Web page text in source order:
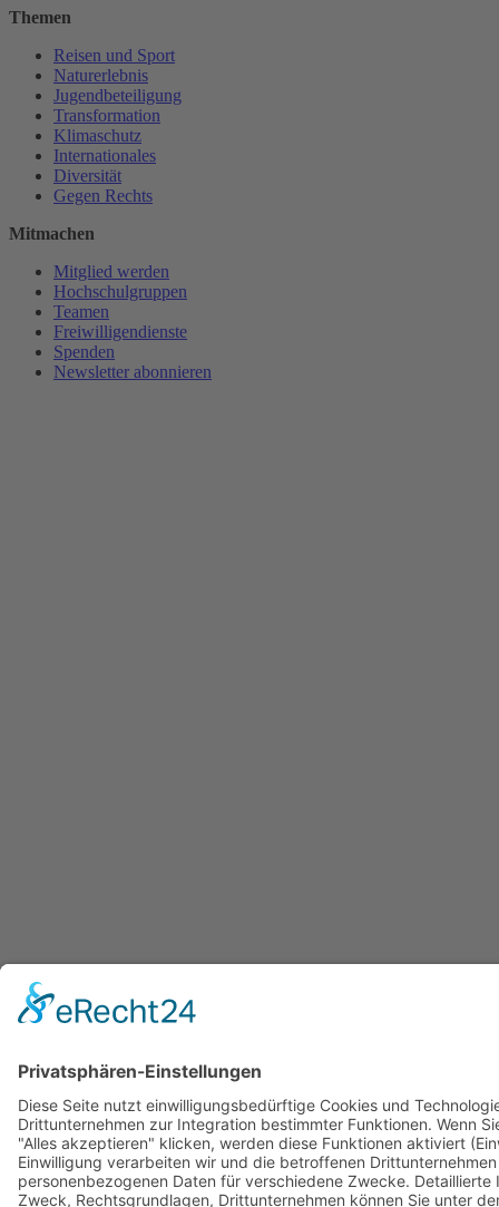
Themen
Reisen und Sport
Naturerlebnis
Jugendbeteiligung
Transformation
Klimaschutz
Internationales
Diversität
Gegen Rechts
Mitmachen
Mitglied werden
Hochschulgruppen
Teamen
Freiwilligendienste
Spenden
Newsletter abonnieren